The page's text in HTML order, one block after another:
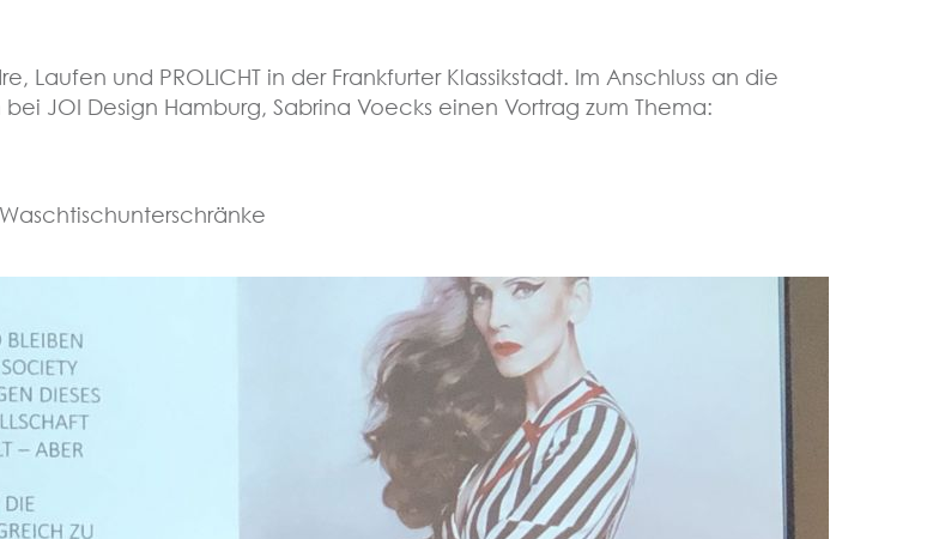
und PROLICHT in der Frankfurter Klassikstadt. Im Anschluss an die
JOI Design Hamburg, Sabrina Voecks einen Vortrag zum Thema: